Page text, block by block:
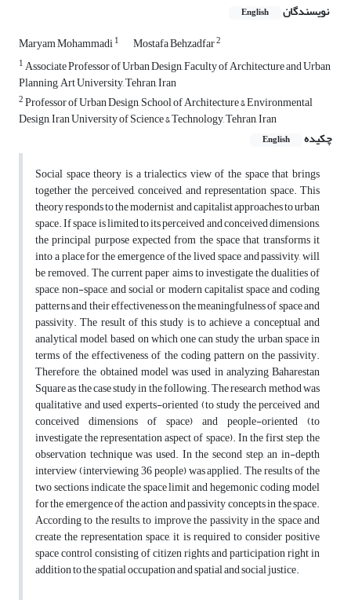
نویسندگان English
Maryam Mohammadi1 Mostafa Behzadfar2
1Associate Professor of Urban Design, Faculty of Architecture and Urban
Planning, Art University, Tehran, Iran
2Professor of Urban Design, School of Architecture & Environmental
Design, Iran University of Science & Technology, Tehran, Iran
چکیده
English
Social space theory is a trialectics view of the space that brings
together the perceived, conceived, and representation space. This
theory responds to the modernist and capitalist approaches to urban
space. If space is limited to its perceived and conceived dimensions,
the principal purpose expected from the space that transforms it
into a place for the emergence of the lived space and passivity, will
be removed. The current paper aims to investigate the dualities of
space, non-space, and social or modern capitalist space and coding
patterns and their effectiveness on the meaningfulness of space and
passivity. The result of this study is to achieve a conceptual and
analytical model, based on which one can study the urban space in
terms of the effectiveness of the coding pattern on the passivity.
Therefore, the obtained model was used in analyzing Baharestan
Square as the case study in the following. The research method was
qualitative and used experts-oriented (to study the perceived and
conceived dimensions of space) and people-oriented (to
investigate the representation aspect of space). In the first step, the
observation technique was used. In the second step, an in-depth
interview (interviewing 36 people) was applied. The results of the
two sections indicate the space limit and hegemonic coding model
for the emergence of the action and passivity concepts in the space.
According to the results, to improve the passivity in the space and
create the representation space, it is required to consider positive
space control consisting of citizen rights and participation right in
addition to the spatial occupation and spatial and social justice.